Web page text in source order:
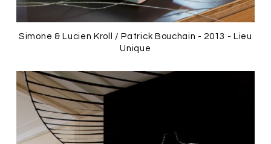
Simone & Lucien Kroll / Patrick Bouchain - 2013 - Lieu
Unique